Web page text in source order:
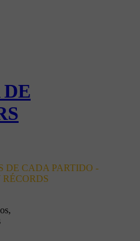
DE CADA PARTIDO -